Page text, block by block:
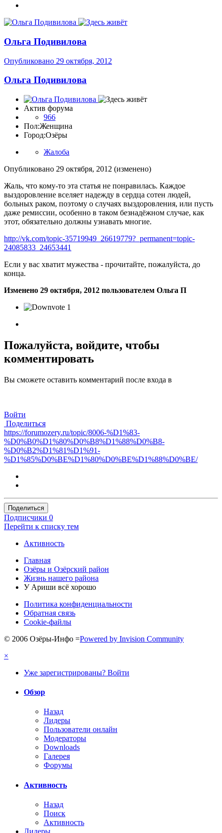
Ольга Подивилова
Опубликовано 29 октября, 2012
Ольга Подивилова
Актив форума
966
Пол:Женщина
Город:Озёры
Жалоба
Опубликовано 29 октября, 2012 (изменено)
Жаль, что кому-то эта статья не понравилась. Каждое
выздоровление вселяет надежду в сердца сотен людей,
больных раком, поэтому о случаях выздоровления, или пусть
даже ремиссии, особенно в таком безнадёжном случае, как
этот, обязательно должны узнавать многие.
http://vk.com/topic-35719949_26619779?_permanent=topic-
24085833_24653441
Если у вас хватит мужества - прочитайте, пожалуйста, до
конца.
Изменено 29 октября, 2012 пользователем Ольга П
1
Пожалуйста, войдите, чтобы
комментировать
Вы сможете оставить комментарий после входа в
Войти
Поделиться
https://forumozery.ru/topic/8006-%D1%83-
%D0%B0%D1%80%D0%B8%D1%88%D0%B8-
%D0%B2%D1%81%D1%91-
%D1%85%D0%BE%D1%80%D0%BE%D1%88%D0%BE/
Поделиться
Подписчики 0
Перейти к списку тем
Активность
Главная
Озёры и Озёрский район
Жизнь нашего района
У Ариши всё хорошо
Политика конфиденциальности
Обратная связь
Cookie-файлы
© 2006 Озёры-Инфо =Powered by Invision Community
×
Уже зарегистрированы? Войти
Обзор
Назад
Лидеры
Пользователи онлайн
Модераторы
Downloads
Галерея
Форумы
Активность
Назад
Поиск
Активность
Лидеры